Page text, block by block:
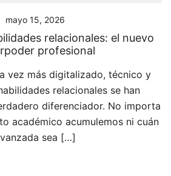
mayo 15, 2026
relacionales: el nuevo
profesional
vez más digitalizado, técnico y
relacionales se han
diferenciador. No importa
académico acumulemos ni cuán
sea […]